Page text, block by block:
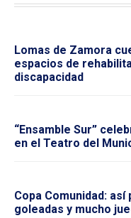
Lomas de Zamora
espacios de
discapacidad
“Ensamble Sur”
en el Teatro del
Copa Comunidad:
goleadas y mucho